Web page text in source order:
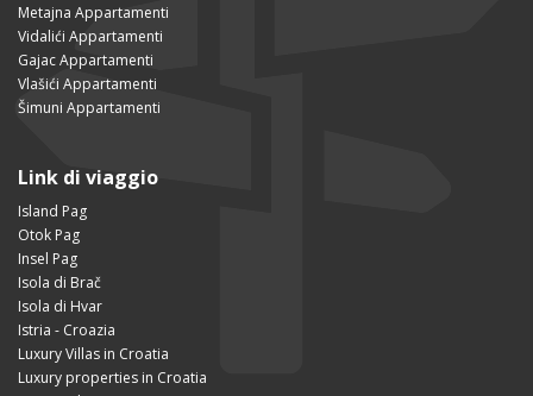
Metajna Appartamenti
Vidalići Appartamenti
Gajac Appartamenti
Vlašići Appartamenti
Šimuni Appartamenti
Link di viaggio
Island Pag
Otok Pag
Insel Pag
Isola di Brač
Isola di Hvar
Istria - Croazia
Luxury Villas in Croatia
Luxury properties in Croatia